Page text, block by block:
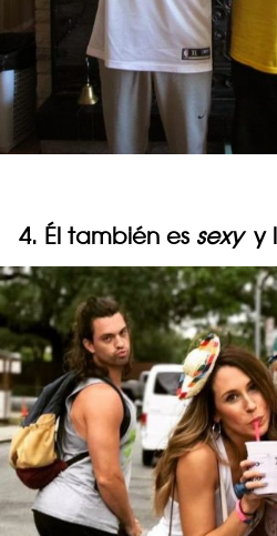
4. Él también es sexyy